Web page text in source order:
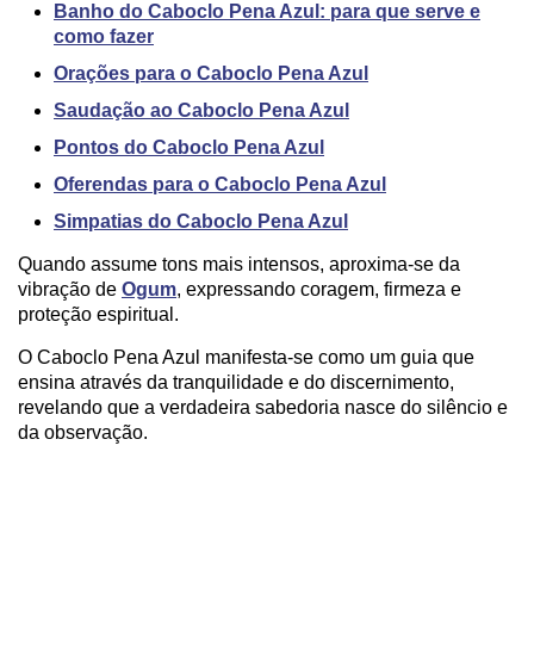
Banho do Caboclo Pena Azul: para que serve e
como fazer
Orações para o Caboclo Pena Azul
Saudação ao Caboclo Pena Azul
Pontos do Caboclo Pena Azul
Oferendas para o Caboclo Pena Azul
Simpatias do Caboclo Pena Azul
Quando assume tons mais intensos, aproxima-se da
vibração de Ogum, expressando coragem, firmeza e
proteção espiritual.
O Caboclo Pena Azul manifesta-se como um guia que
ensina através da tranquilidade e do discernimento,
revelando que a verdadeira sabedoria nasce do silêncio e
da observação.